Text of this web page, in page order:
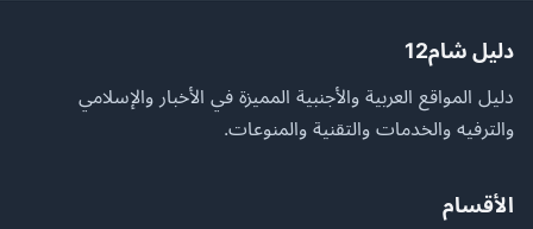
دليل شام12
دليل المواقع العربية والأجنبية المميزة في الأخبار والإسلامي
والترفيه والخدمات والتقنية والمنوعات.
الأقسام